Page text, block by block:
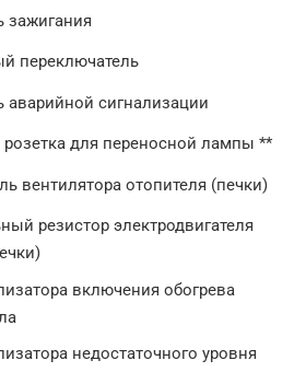
зажигания
переключатель
аварийной сигнализации
розетка для переносной лампы **
вентилятора отопителя (печки)
резистор электродвигателя
включения обогрева
недостаточного уровня